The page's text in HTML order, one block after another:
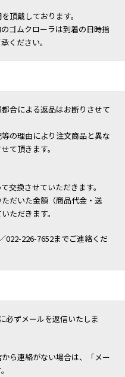
頂戴しております。
ゴムクローラは到着の日時指
ください。
合による返品はお断りさせて
の理由により注文商品と異な
て頂きます。
交換させていただきます。
だいた金額（商品代金・送
ただきます。
022-226-7652までご連絡くだ
必ずメールを返信いたしま
ら連絡がない場合は、「メー